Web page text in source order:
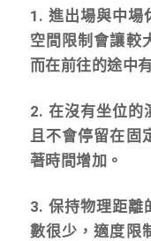
1. 進出場與中場
空間限制會讓較
而在前往的途中
2. 在沒有坐位的
且不會停留在固
著時間增加。
3. 保持物理距離
數很少，適度限